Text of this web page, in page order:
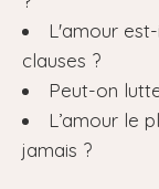
L'amour
clauses ?
Peut-on
L’amour le
jamais ?